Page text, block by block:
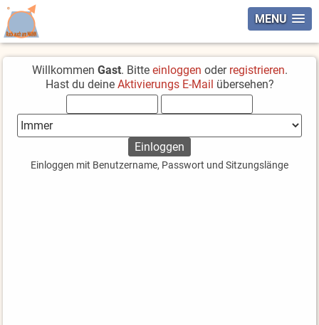
MENU
Willkommen Gast. Bitte einloggen oder registrieren.
Hast du deine Aktivierungs E-Mail übersehen?
Einloggen mit Benutzername, Passwort und Sitzungslänge